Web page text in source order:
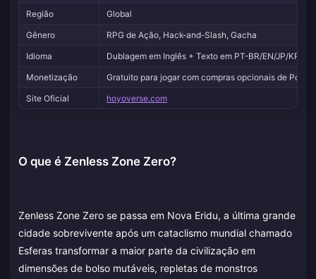
Região
Global
Gênero
RPG de Ação, Hack-and-Slash, Gacha
Idioma
Dublagem em Inglês + Texto em PT-BR/EN/JP/KR/
Monetização
Gratuito para jogar com compras opcionais de
Site Oficial
hoyoverse.com
O que é Zenless Zone Zero?
Zenless Zone Zero se passa em Nova Eridu, a última grande
cidade sobrevivente após um cataclismo mundial chamado
Esferas transformar a maior parte da civilização em
dimensões de bolso mutáveis, repletas de monstros